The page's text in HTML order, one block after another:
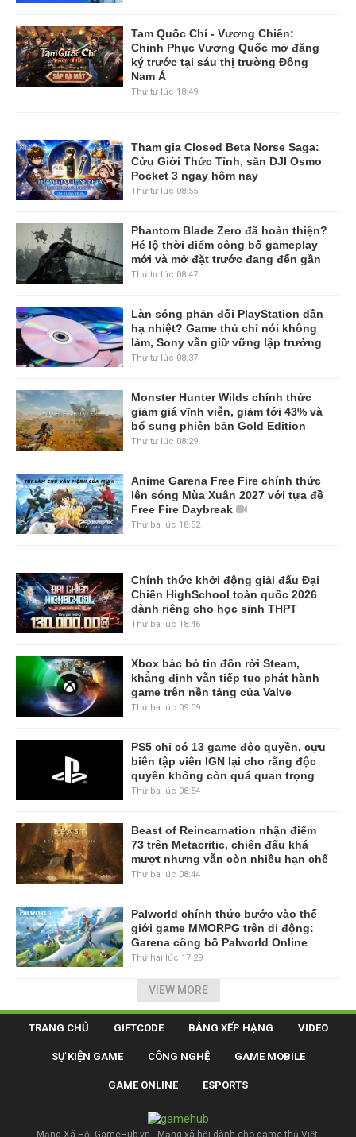
Tam Quốc Chí - Vương Chiến:
Chinh Phục Vương Quốc mở đăng
ký trước tại sáu thị trường Đông
Nam Á
Thứ tư lúc 18:49
Tham gia Closed Beta Norse Saga:
Cửu Giới Thức Tỉnh, săn DJI Osmo
Pocket 3 ngay hôm nay
Thứ tư lúc 08:55
Phantom Blade Zero đã hoàn thiện?
Hé lộ thời điểm công bố gameplay
mới và mở đặt trước đang đến gần
Thứ tư lúc 08:47
Làn sóng phản đối PlayStation dần
hạ nhiệt? Game thủ chỉ nói không
làm, Sony vẫn giữ vững lập trường
Thứ tư lúc 08:37
Monster Hunter Wilds chính thức
giảm giá vĩnh viễn, giảm tới 43% và
bổ sung phiên bản Gold Edition
Thứ tư lúc 08:29
Anime Garena Free Fire chính thức
lên sóng Mùa Xuân 2027 với tựa đề
Free Fire Daybreak
Thứ ba lúc 18:52
Chính thức khởi động giải đấu Đại
Chiến HighSchool toàn quốc 2026
dành riêng cho học sinh THPT
Thứ ba lúc 18:46
Xbox bác bỏ tin đồn rời Steam,
khẳng định vẫn tiếp tục phát hành
game trên nền tảng của Valve
Thứ ba lúc 09:09
PS5 chỉ có 13 game độc quyền, cựu
biên tập viên IGN lại cho rằng độc
quyền không còn quá quan trọng
Thứ ba lúc 08:54
Beast of Reincarnation nhận điểm
73 trên Metacritic, chiến đấu khá
mượt nhưng vẫn còn nhiều hạn chế
Thứ ba lúc 08:44
Palworld chính thức bước vào thế
giới game MMORPG trên di động:
Garena công bố Palworld Online
Thứ hai lúc 17:29
VIEW MORE
TRANG CHỦ GIFTCODE BẢNG XẾP HẠNG VIDEO
SỰ KIỆN GAME CÔNG NGHỆ GAME MOBILE
GAME ONLINE ESPORTS